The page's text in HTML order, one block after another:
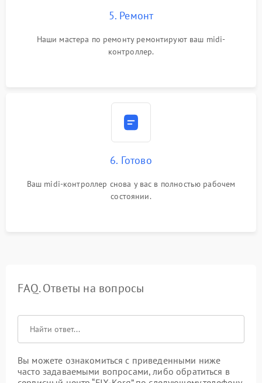
5. Ремонт
Наши мастера по ремонту ремонтируют ваш midi-
контроллер.
6. Готово
Ваш midi-контроллер снова у вас в полностью рабочем
состоянии.
FAQ. Ответы на вопросы
Вы можете ознакомиться с приведенными ниже
часто задаваемыми вопросами, либо обратиться в